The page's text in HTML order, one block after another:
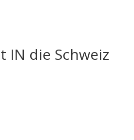
IN die Schweiz